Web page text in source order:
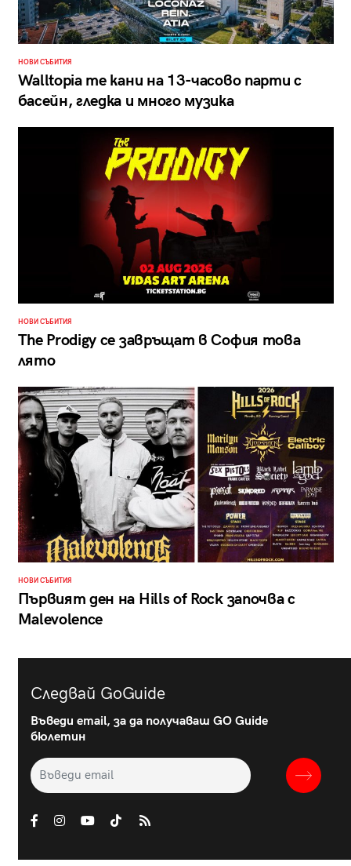
НОВИ СЪБИТИЯ
Walltopia те кани на 13-часово парти с
басейн, гледка и много музика
НОВИ СЪБИТИЯ
The Prodigy се завръщат в София това
лято
НОВИ СЪБИТИЯ
Първият ден на Hills of Rock започва с
Malevolence
Следвай GoGuide
Въведи email, за да получаваш GO Guide
бюлетин